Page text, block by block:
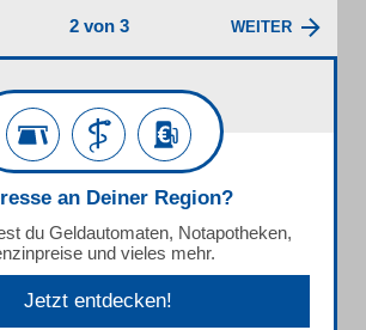
2 von 3 WEITER
an Deiner Region?
du Geldautomaten, Notapotheken,
und vieles mehr.
Jetzt entdecken!